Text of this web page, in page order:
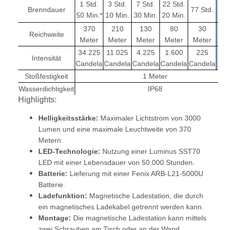
Brenndauer
1 Std.
50 Min.*
3 Std.
10 Min.
7 Std.
30 Min.
22 Std.
20 Min.
77 Std.
Reichweite
370
Meter
210
Meter
130
Meter
80
Meter
30
Meter
Intensität
34.225
Candela
11.025
Candela
4.225
Candela
1.600
Candela
225
Candela
Stoßfestigkeit
1 Meter
Wasserdichtigkeit
IP68
Highlights:
Helligkeitsstärke: Maximaler Lichtstrom von 3000
Lumen und eine maximale Leuchtweite von 370
Metern.
LED-Technologie: Nutzung einer Luminus SST70
LED mit einer Lebensdauer von 50.000 Stunden.
Batterie: Lieferung mit einer Fenix ARB-L21-5000U
Batterie.
Ladefunktion: Magnetische Ladestation, die durch
ein magnetisches Ladekabel getrennt werden kann.
Montage: Die magnetische Ladestation kann mittels